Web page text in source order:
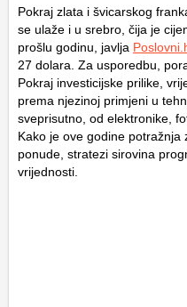
Pokraj zlata i švicarskog
se ulaže i u srebro, čija je
prošlu godinu, javlja
27 dolara. Za usporedbu,
Pokraj investicijske prilike,
prema njezinoj primjeni u
sveprisutno, od elektronike,
Kako je ove godine
ponude, stratezi sirovina
vrijednosti.